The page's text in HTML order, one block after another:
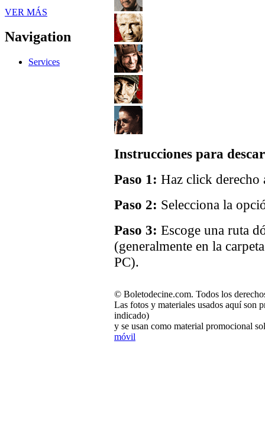
VER MÁS
Navigation
Services
Instrucciones para
Paso 1: Haz click derecho
Paso 2: Selecciona la
Paso 3: Escoge una ruta
(generalmente en la
PC).
© Boletodecine.com. Todos los
Las fotos y materiales usados aquí son
indicado)
y se usan como material promocional
móvil